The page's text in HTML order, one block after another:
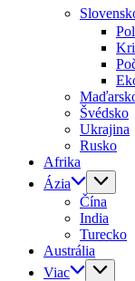
Švédsko
Ukrajina
Rusko
Afrika
Ázia
Čína
India
Turecko
Austrália
Viac